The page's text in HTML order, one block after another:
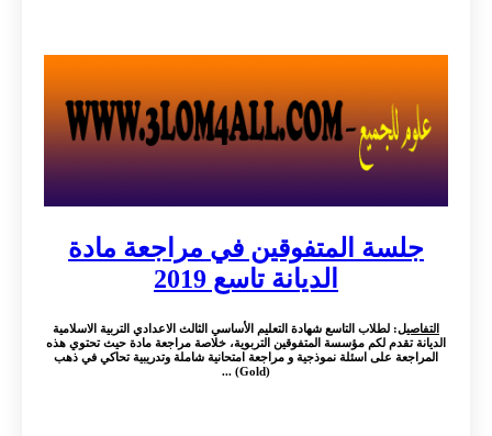
جلسة المتفوقين في مراجعة مادة
الديانة تاسع 2019
التفاصيل: لطلاب التاسع شهادة التعليم الأساسي الثالث الاعدادي التربية الاسلامية
الديانة تقدم لكم مؤسسة المتفوقين التربوية، خلاصة مراجعة مادة حيث تحتوي هذه
المراجعة على اسئلة نموذجية و مراجعة امتحانية شاملة وتدريبية تحاكي في ذهب
(Gold) ...